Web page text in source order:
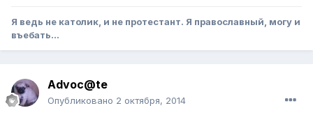
Я ведь не католик, и не протестант. Я православный, могу и
въебать...
Advoc@te
Опубликовано 2 октября, 2014